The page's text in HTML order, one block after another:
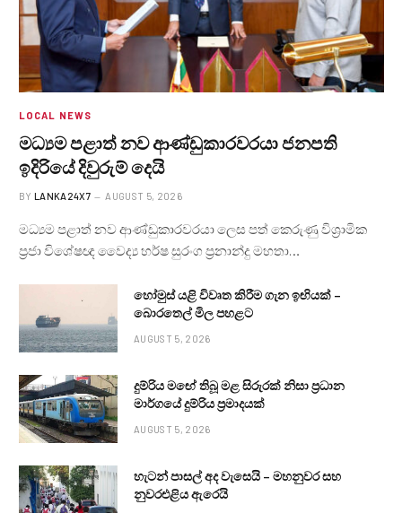
LOCAL NEWS
මධ්‍යම පළාත් නව ආණ්ඩුකාරවරයා ජනපති
ඉදිරියේ දිවුරුම් දෙයි
BY LANKA24X7 AUGUST 5, 2026
මධ්‍යම පළාත් නව ආණ්ඩුකාරවරයා ලෙස පත් කෙරුණු විශ්‍රාමික
ප්‍රජා විශේෂඥ වෛද්‍ය හර්ෂ සුරංග ප්‍රනාන්දු මහතා…
හෝමුස් යළි විවෘත කිරීම ගැන ඉඟියක් –
බොරතෙල් මිල පහළට
AUGUST 5, 2026
දුම්රිය මඟේ තිබූ මළ සිරුරක් නිසා ප්‍රධාන
මාර්ගයේ දුම්රිය ප්‍රමාදයක්
AUGUST 5, 2026
හැටන් පාසල් අද වැසෙයි – මහනුවර සහ
නුවරඑළිය ඇරෙයි